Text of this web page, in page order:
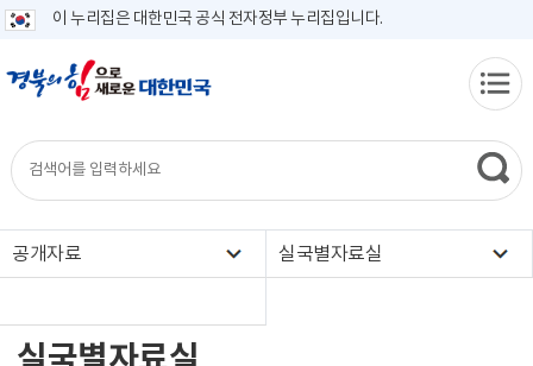
이 누리집은 대한민국 공식 전자정부 누리집입니다.
공개자료 실국별자료실